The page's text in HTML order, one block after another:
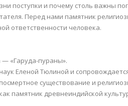
поступки и почему столь важны
Перед нами памятник
ответственности человека.
«Гаруда-пураны».
Еленой Тюлиной и
существование и
памятник древнеиндийской